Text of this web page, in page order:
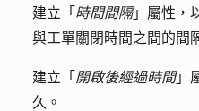
建立「 時間間隔」屬性，
與工單關閉時間之間的間
建立「 開啟後經過時間」
久。